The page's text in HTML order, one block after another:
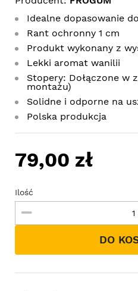
Idealne dopasowanie
Rant ochronny 1 cm
Produkt wykonany z
Lekki aromat wanilii
Stopery: Dołączone w
montażu)
Solidne i odporne na
Polska produkcja
79,00 zł
Ilość
DO